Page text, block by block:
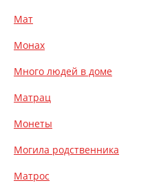
Мат
Монах
Много людей в доме
Матрац
Монеты
Могила родственника
Матрос